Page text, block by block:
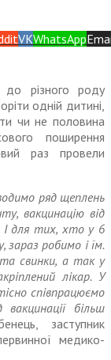
VKWhatsApp
до різного роду
одній дитині,
чи не половина
поширення
раз провели
ряд щеплень
вакцинацію від
І для тих, хто у 6
зараз робимо і їм.
свинки, а так у
лікар. У
співпрацюємо
більш
заступник
медико-